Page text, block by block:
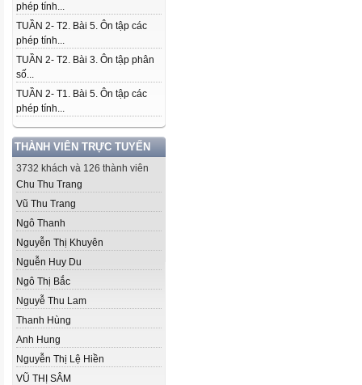
phép tính...
TUẦN 2- T2. Bài 5. Ôn tập các
phép tính...
TUẦN 2- T2. Bài 3. Ôn tập phân
số...
TUẦN 2- T1. Bài 5. Ôn tập các
phép tính...
THÀNH VIÊN TRỰC TUYẾN
3732 khách và 126 thành viên
Chu Thu Trang
Vũ Thu Trang
Ngô Thanh
Nguyễn Thị Khuyên
Nguễn Huy Du
Ngô Thị Bắc
Nguyễ Thu Lam
Thanh Hùng
Anh Hung
Nguyễn Thị Lệ Hiền
VŨ THỊ SÂM